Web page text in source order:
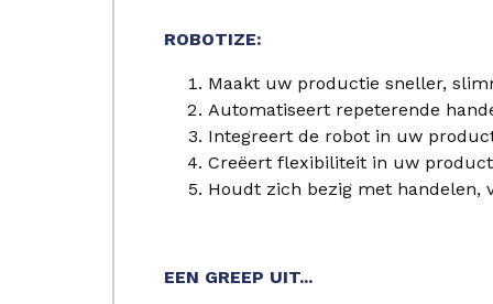
ROBOTIZE:
Maakt uw productie sneller,
Automatiseert repeterende
Integreert de robot in uw
Creëert flexibiliteit in uw
Houdt zich bezig met handelen,
EEN GREEP UIT...